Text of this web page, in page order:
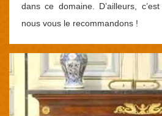
dans ce domaine. D’ailleurs,
nous vous le recommandons !